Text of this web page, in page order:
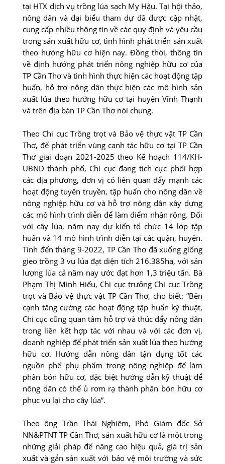
tại HTX dịch vụ trồng lúa sạch My Hậu. Tại hội thảo,
nông dân và đại biểu tham dự đã được cập nhật,
cung cấp nhiều thông tin về các quy định và yêu cầu
trong sản xuất hữu cơ, tình hình phát triển sản xuất
theo hướng hữu cơ hiện nay. Ðồng thời, thông tin
về định hướng phát triển nông nghiệp hữu cơ của
TP Cần Thơ và tình hình thực hiện các hoạt động tập
huấn, hỗ trợ nông dân thực hiện các mô hình sản
xuất lúa theo hướng hữu cơ tại huyện Vĩnh Thạnh
và trên địa bàn TP Cần Thơ nói chung.
Theo Chi cục Trồng trọt và Bảo vệ thực vật TP Cần
Thơ, để phát triển vùng canh tác hữu cơ tại TP Cần
Thơ giai đoạn 2021-2025 theo Kế hoạch 114/KH-
UBND thành phố, Chi cục đang tích cực phối hợp
các địa phương, đơn vị có liên quan đẩy mạnh các
hoạt động tuyên truyền, tập huấn cho nông dân về
nông nghiệp hữu cơ và hỗ trợ nông dân xây dựng
các mô hình trình diễn để làm điểm nhân rộng. Ðối
với cây lúa, năm nay dự kiến tổ chức 14 lớp tập
huấn và 14 mô hình trình diễn tại các quận, huyện.
Tính đến tháng 9-2022, TP Cần Thơ đã xuống giống
gieo trồng 3 vụ lúa đạt diện tích 216.385ha, với sản
lượng lúa cả năm nay ước đạt hơn 1,3 triệu tấn. Bà
Phạm Thị Minh Hiếu, Chi cục trưởng Chi cục Trồng
trọt và Bảo vệ thực vật TP Cần Thơ, cho biết: “Bên
cạnh tăng cường các hoạt động tập huấn kỹ thuật,
Chi cục cũng quan tâm hỗ trợ và thúc đẩy nông dân
trong liên kết hợp tác với nhau và với các đơn vị,
doanh nghiệp để phát triển sản xuất lúa theo hướng
hữu cơ. Hướng dẫn nông dân tận dụng tốt các
nguồn phế phụ phẩm trong nông nghiệp để làm
phân bón hữu cơ, đặc biệt hướng dẫn kỹ thuật để
nông dân có thể ủ rơm rạ thành phân bón hữu cơ
phục vụ lại cho cây lúa”.
Theo ông Trần Thái Nghiêm, Phó Giám đốc Sở
NN&PTNT TP Cần Thơ, sản xuất hữu cơ là một trong
những giải pháp để nâng cao hiệu quả, giá trị sản
xuất và gắn sản xuất với bảo vệ môi trường và sức